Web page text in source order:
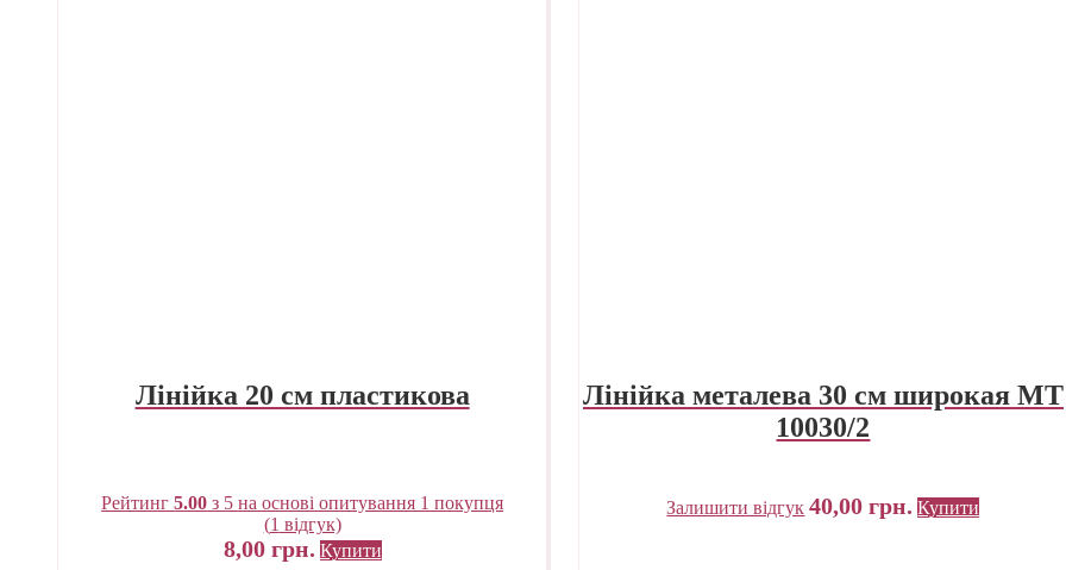
Лінійка 20 см пластикова
Рейтинг5.00 з 5 на основі опитування 1 покупця
(1 відгук)
8,00 грн. Купити
Лінійка металева 30 см широкая МТ
10030/2
Залишити відгук 40,00грн. Купити